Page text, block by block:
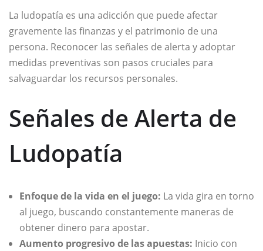
La ludopatía es una adicción que puede afectar
gravemente las finanzas y el patrimonio de una
persona. Reconocer las señales de alerta y adoptar
medidas preventivas son pasos cruciales para
salvaguardar los recursos personales.
Señales de Alerta de
Ludopatía
Enfoque de la vida en el juego: La vida gira en torno
al juego, buscando constantemente maneras de
obtener dinero para apostar.
Aumento progresivo de las apuestas: Inicio con